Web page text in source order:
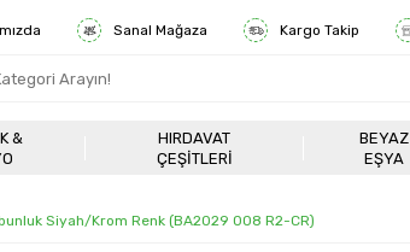
Sanal Mağaza Kargo Takip
&
HIRDAVAT
ÇEŞITLERI
BEYAZ
EŞYA
Siyah/Krom Renk (BA2029 008 R2-CR)